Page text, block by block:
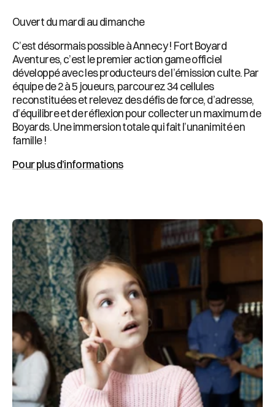
Ouvert du mardi au dimanche
C’est désormais possible à Annecy ! Fort Boyard
Aventures, c’est le premier action game officiel
développé avec les producteurs de l’émission culte. Par
équipe de 2 à 5 joueurs, parcourez 34 cellules
reconstituées et relevez des défis de force, d’adresse,
d’équilibre et de réflexion pour collecter un maximum de
Boyards. Une immersion totale qui fait l’unanimité en
famille !
Pour plus d’informations